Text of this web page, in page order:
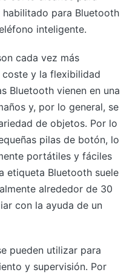
para Bluetooth
inteligente.
cada vez más
y la flexibilidad
Bluetooth vienen en una
y, por lo general, se
de objetos. Por lo
pilas de botón, lo
portátiles y fáciles
etiqueta Bluetooth suele
alrededor de 30
con la ayuda de un
pueden utilizar para
y supervisión. Por